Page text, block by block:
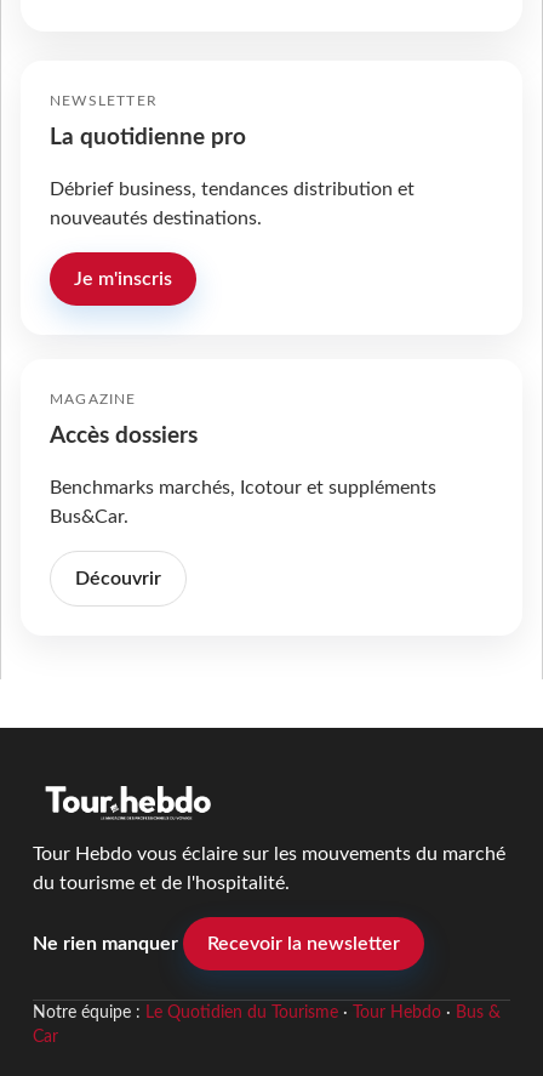
NEWSLETTER
La quotidienne pro
Débrief business, tendances distribution et
nouveautés destinations.
Je m'inscris
MAGAZINE
Accès dossiers
Benchmarks marchés, Icotour et suppléments
Bus&Car.
Découvrir
Tour Hebdo vous éclaire sur les mouvements du marché
du tourisme et de l'hospitalité.
Ne rien manquer Recevoir la newsletter
Notre équipe : Le Quotidien du Tourisme· Tour Hebdo· Bus &
Car